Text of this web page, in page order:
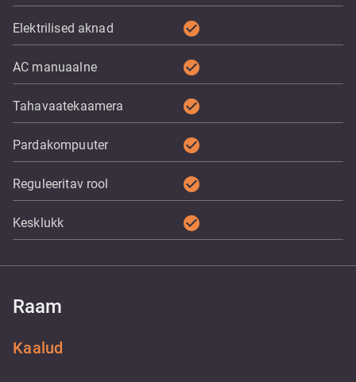
Elektrilised aknad check_circle
AC manuaalne check_circle
Tahavaatekaamera check_circle
Pardakompuuter check_circle
Reguleeritav rool check_circle
Kesklukk check_circle
Raam
Kaalud